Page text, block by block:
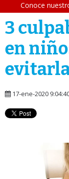
Conoce
3
en
17-ene-2020